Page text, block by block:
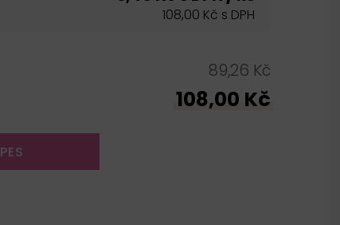
108,00 Kč s DPH
89,26 Kč
108,00 Kč